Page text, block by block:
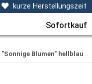
kurze Herstellungszeit
& Co Themen
Sofortkauf
Blumen" hellblau